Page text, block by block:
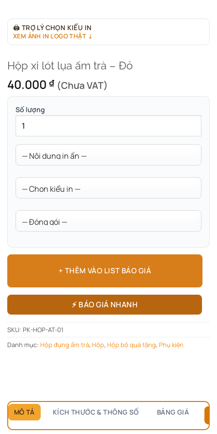
🖨 TRỢ LÝ CHỌN KIỂU IN
XEM ẢNH IN LOGO THẬT ↓
Hộp xi lót lụa ấm trà – Đỏ
40.000 ₫ (Chưa VAT)
Số lượng
+ THÊM VÀO LIST BÁO GIÁ
⚡ BÁO GIÁ NHANH
SKU: PK-HOP-AT-01
Danh mục: Hộp đựng ấm trà, Hộp, Hộp bộ quà tặng, Phụ kiện
MÔ TẢ KÍCH THƯỚC & THÔNG SỐ BẢNG GIÁ